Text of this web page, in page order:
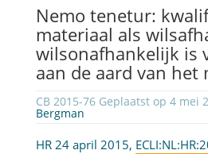
Nemo tenetur:
materiaal als
wilsonafhankelijk is
aan de aard van het
CB 2015-76 Geplaatst op 4 mei
Bergman
HR 24 april 2015,